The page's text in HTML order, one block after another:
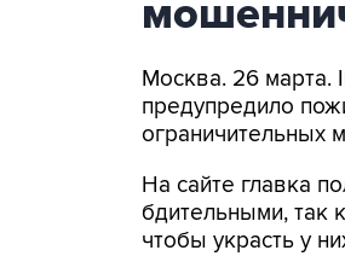
Москва. 26 марта.
предупредило
ограничительных
На сайте главка
бдительными, так
чтобы украсть у